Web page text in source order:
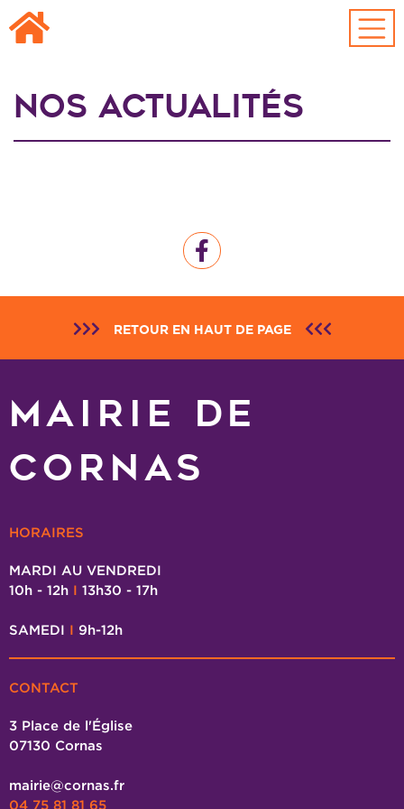
Passer au contenu principal
Nos Actualités
RETOUR EN HAUT DE PAGE
MAIRIE DE
CORNAS
HORAIRES
MARDI AU VENDREDI
10h - 12h I 13h30 - 17h
SAMEDI I 9h-12h
CONTACT
3 Place de l'Église
07130 Cornas
mairie@cornas.fr
04 75 81 81 65